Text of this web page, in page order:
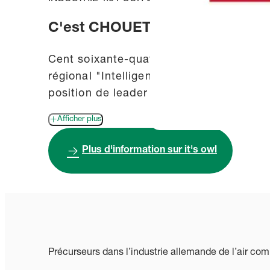
C'est CHOUETTE
Cent soixante-quatorze entreprises,
régional "Intelligent Technical Systems
position de leader de la région
Afficher plus
Plus d'information sur it's owl
Précurseurs dans l’industrie allemande de l’air